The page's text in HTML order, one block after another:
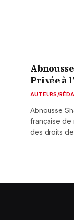
Privée à
AUTEURS/
Abnousse
française de
des droits